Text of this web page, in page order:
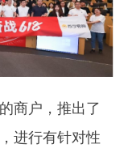
商户，推出了
进行有针对性